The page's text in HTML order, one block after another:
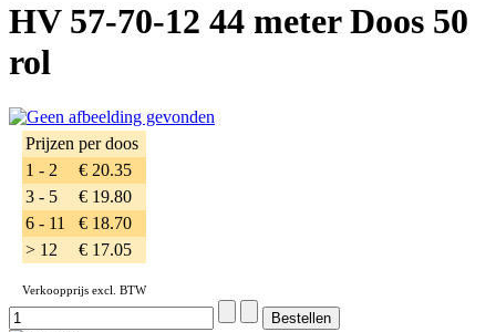
HV 57-70-12 44 meter Doos 50
rol
Prijzen per doos
1 - 2
€ 20.35
3 - 5
€ 19.80
6 - 11
€ 18.70
> 12
€ 17.05
Verkoopprijs excl. BTW